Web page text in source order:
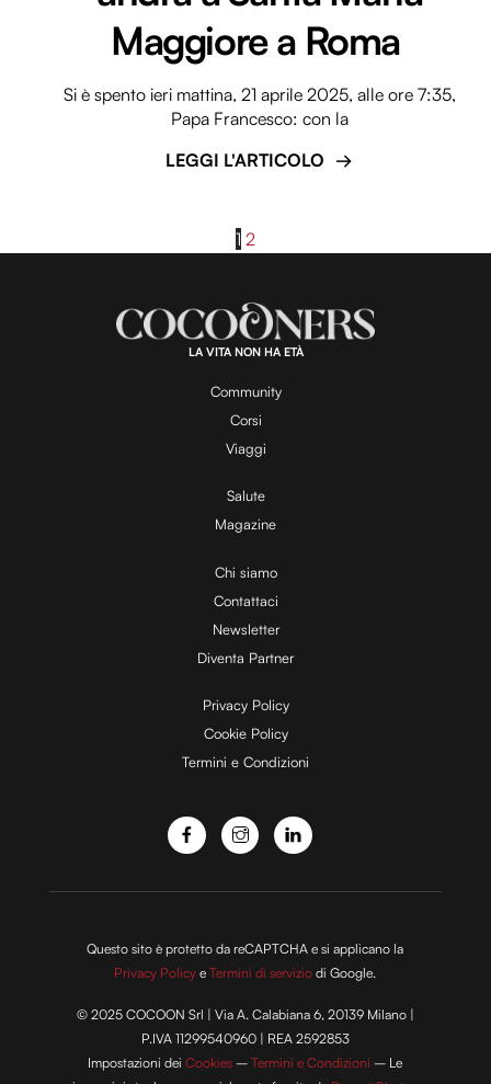
Maggiore a Roma
Si è spento ieri mattina, 21 aprile 2025, alle ore 7:35,
Papa Francesco: con la
LEGGI L'ARTICOLO
1 2
LA VITA NON HA ETÀ
Community
Corsi
Viaggi
Salute
Magazine
Chi siamo
Contattaci
Newsletter
Diventa Partner
Privacy Policy
Cookie Policy
Termini e Condizioni
Questo sito è protetto da reCAPTCHA e si applicano la
Privacy Policy eTermini di servizio di Google.
© 2025 COCOON Srl | Via A. Calabiana 6, 20139 Milano |
P.IVA 11299540960 | REA 2592853
Impostazioni deiCookies –Termini e Condizioni – Le